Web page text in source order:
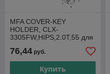
MFA COVER-KEY
HOLDER, CLX-
3305FW,HIPS,2.0T,55 для
COVER-KEY HOLDER,
CLX-3305FW,
76,44 руб.
Купить